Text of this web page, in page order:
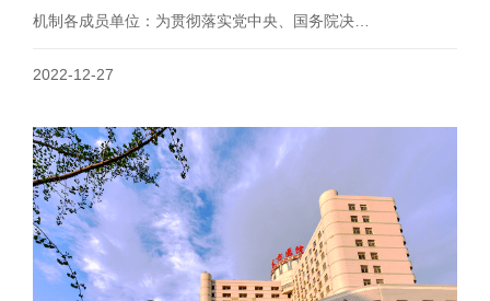
机制各成员单位：为贯彻落实党中央、国务院决…
2022-12-27